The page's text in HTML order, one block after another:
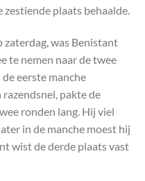
plaats behaalde.
was Benistant
te nemen naar de twee
eerste manche
pakte de
ronden lang. Hij viel
in de manche moest hij
wist de derde plaats vast